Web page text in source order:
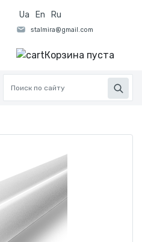
Ua En Ru
Корзина пуста